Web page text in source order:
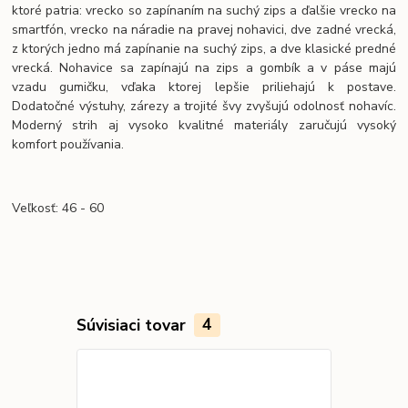
ktoré patria: vrecko so zapínaním na suchý zips a ďalšie vrecko na
smartfón, vrecko na náradie na pravej nohavici, dve zadné vrecká,
z ktorých jedno má zapínanie na suchý zips, a dve klasické predné
vrecká. Nohavice sa zapínajú na zips a gombík a v páse majú
vzadu gumičku, vďaka ktorej lepšie priliehajú k postave.
Dodatočné výstuhy, zárezy a trojité švy zvyšujú odolnosť nohavíc.
Moderný strih aj vysoko kvalitné materiály zaručujú vysoký
komfort používania.
Veľkosť: 46 - 60
Súvisiaci tovar 4